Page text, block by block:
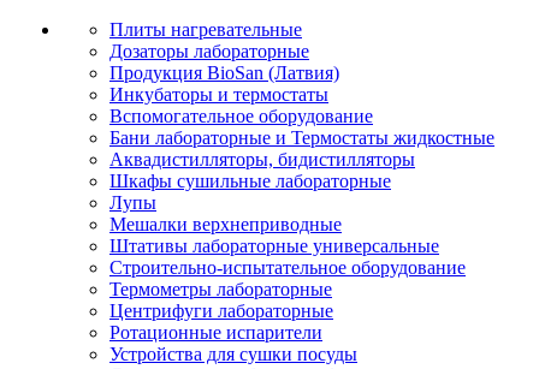
Плиты нагревательные
Дозаторы лабораторные
Продукция BioSan (Латвия)
Инкубаторы и термостаты
Вспомогательное оборудование
Бани лабораторные и Термостаты жидкостные
Аквадистилляторы, бидистилляторы
Шкафы сушильные лабораторные
Лупы
Мешалки верхнеприводные
Штативы лабораторные универсальные
Строительно-испытательное оборудование
Термометры лабораторные
Центрифуги лабораторные
Ротационные испарители
Устройства для сушки посуды